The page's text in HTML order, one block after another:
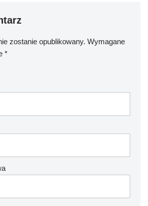
zostanie opublikowany. Wymagane
*